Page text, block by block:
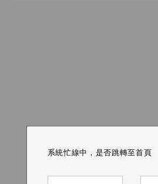
系統忙線中，是否跳轉至首頁
系統忙線中，是否跳轉至首頁
系統忙線中，是否跳轉至首頁
系統忙線中，是否跳轉至首頁
系統忙線中，是否跳轉至首頁